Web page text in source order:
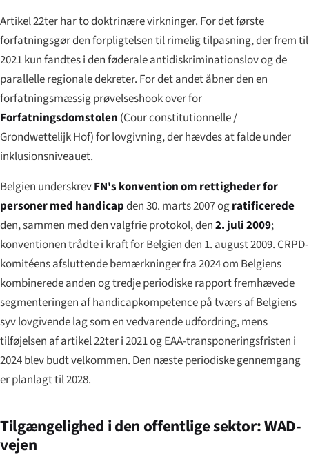
Artikel 22ter har to doktrinære virkninger. For det første
forfatningsgør den forpligtelsen til rimelig tilpasning, der frem til
2021 kun fandtes i den føderale antidiskriminationslov og de
parallelle regionale dekreter. For det andet åbner den en
forfatningsmæssig prøvelseshook over for
Forfatningsdomstolen (Cour constitutionnelle/
Grondwettelijk Hof) for lovgivning, der hævdes at falde under
inklusionsniveauet.
Belgien underskrevFN's konvention om rettigheder for
personer med handicapden 30. marts 2007 ogratificerede
den, sammen med den valgfrie protokol, den2. juli 2009;
konventionen trådte i kraft for Belgien den 1. august 2009. CRPD-
komitéens afsluttende bemærkninger fra 2024 om Belgiens
kombinerede anden og tredje periodiske rapport fremhævede
segmenteringen af handicapkompetence på tværs af Belgiens
syv lovgivende lag som en vedvarende udfordring, mens
tilføjelsen af artikel 22ter i 2021 og EAA-transponeringsfristen i
2024 blev budt velkommen. Den næste periodiske gennemgang
er planlagt til 2028.
Tilgængelighed i den offentlige sektor: WAD-
vejen